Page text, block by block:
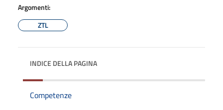
Argomenti:
ZTL
INDICE DELLA PAGINA
Competenze